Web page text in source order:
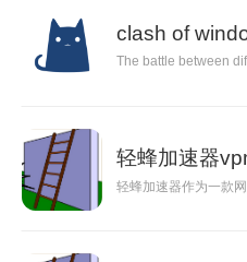
clash of
The battle between
轻蜂加速器
轻蜂加速器作为一款